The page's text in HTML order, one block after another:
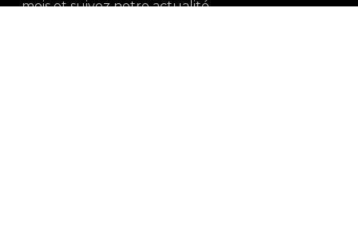
mois et suivez notre actualité...